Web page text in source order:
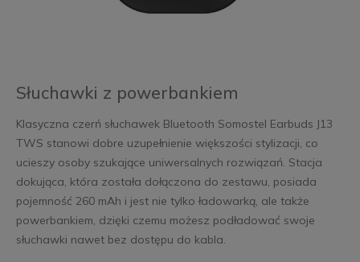
Słuchawki z powerbankiem
Klasyczna czerń słuchawek Bluetooth Somostel Earbuds J13
TWS stanowi dobre uzupełnienie większości stylizacji, co
ucieszy osoby szukające uniwersalnych rozwiązań. Stacja
dokująca, która została dołączona do zestawu, posiada
pojemność 260 mAh i jest nie tylko ładowarką, ale także
powerbankiem, dzięki czemu możesz podładować swoje
słuchawki nawet bez dostępu do kabla.